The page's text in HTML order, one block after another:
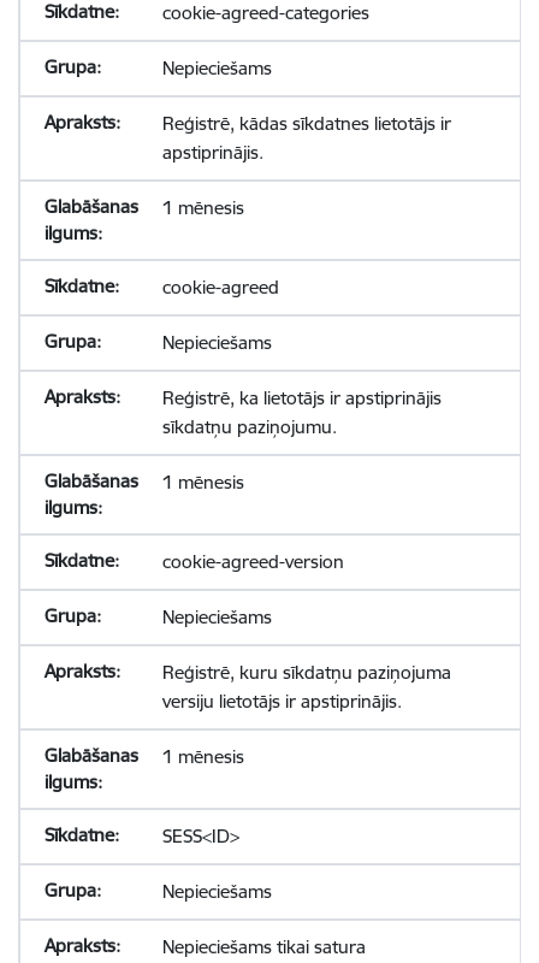
cookie-agreed-categories
Nepieciešams
Reģistrē, kādas sīkdatnes lietotājs ir
apstiprinājis.
1 mēnesis
cookie-agreed
Nepieciešams
Reģistrē, ka lietotājs ir apstiprinājis
sīkdatņu paziņojumu.
1 mēnesis
cookie-agreed-version
Nepieciešams
Reģistrē, kuru sīkdatņu paziņojuma
versiju lietotājs ir apstiprinājis.
1 mēnesis
SESS<ID>
Nepieciešams
Nepieciešams tikai satura